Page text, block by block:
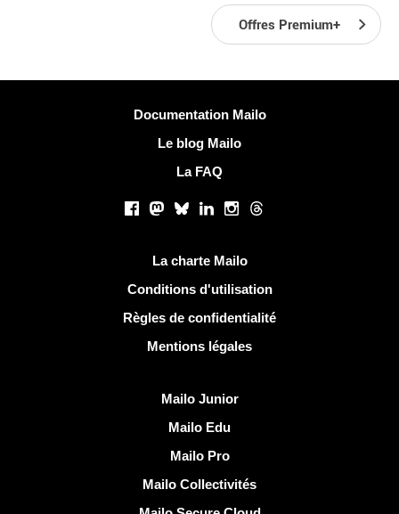
Offres Premium+
Documentation Mailo
Le blog Mailo
La FAQ
Facebook
Mastodon
BlueskyLinkedInInstagram
Threads
La charte Mailo
Conditions d'utilisation
Règles de confidentialité
Mentions légales
Mailo Junior
Mailo Edu
Mailo Pro
Mailo Collectivités